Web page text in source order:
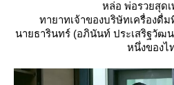
หล่อ พ่อรวยสุดเ
ทายาทเจ้าของบริษัทเครื่องดื่
นายธารินทร์ (อภินันท์ ประเสริฐวัฒ
หนึ่งของ